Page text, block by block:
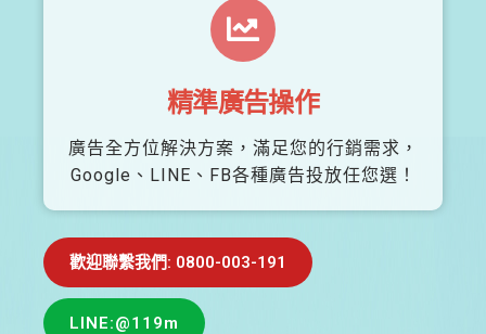
精準廣告操作
廣告全方位解決方案，滿足您的行銷需求，
Google、LINE、FB各種廣告投放任您選！
歡迎聯繫我們: 0800-003-191
LINE:@119m